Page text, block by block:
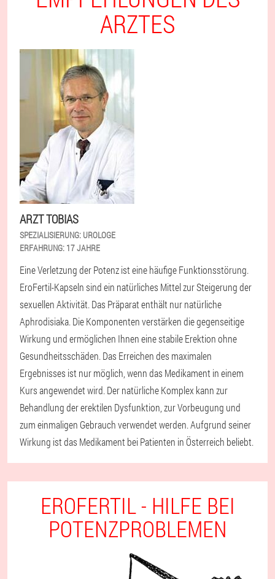
ARZTES
ARZT TOBIAS
SPEZIALISIERUNG: UROLOGE
ERFAHRUNG: 17 JAHRE
Eine Verletzung der Potenz ist eine häufige Funktionsstörung.
EroFertil-Kapseln sind ein natürliches Mittel zur Steigerung der
sexuellen Aktivität. Das Präparat enthält nur natürliche
Aphrodisiaka. Die Komponenten verstärken die gegenseitige
Wirkung und ermöglichen Ihnen eine stabile Erektion ohne
Gesundheitsschäden. Das Erreichen des maximalen
Ergebnisses ist nur möglich, wenn das Medikament in einem
Kurs angewendet wird. Der natürliche Komplex kann zur
Behandlung der erektilen Dysfunktion, zur Vorbeugung und
zum einmaligen Gebrauch verwendet werden. Aufgrund seiner
Wirkung ist das Medikament bei Patienten in Österreich beliebt.
EROFERTIL - HILFE BEI
POTENZPROBLEMEN